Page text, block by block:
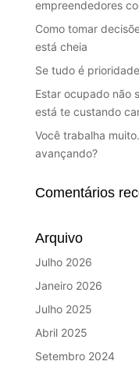
empreendedores
Como tomar
está cheia
Se tudo é
Estar ocupado não
está te custando
Você trabalha
avançando?
Comentários
Arquivo
Julho 2026
Janeiro 2026
Julho 2025
Abril 2025
Setembro 2024